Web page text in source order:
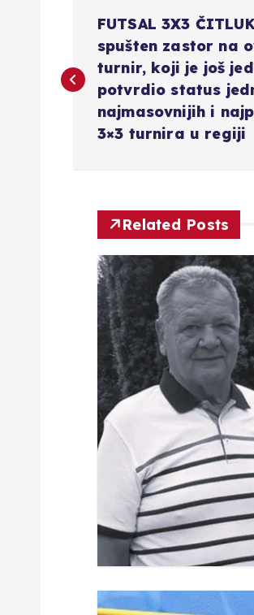
a
v
FUTSAL 3X3
spušten zastor na
turnir, koji je još
potvrdio status
najmasovnijih i
3×3 turnira u regiji
Related Posts